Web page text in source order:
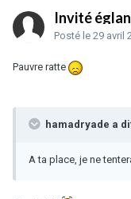
Invité
Posté le 29 avril
Pauvre ratte
hamadryade a
A ta place, je ne